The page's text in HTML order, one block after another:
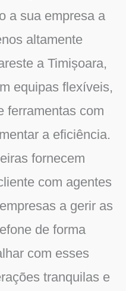
a sua empresa a
altamente
a Timișoara,
equipas flexíveis,
ferramentas com
a eficiência.
fornecem
com agentes
a gerir as
de forma
com esses
tranquilas e